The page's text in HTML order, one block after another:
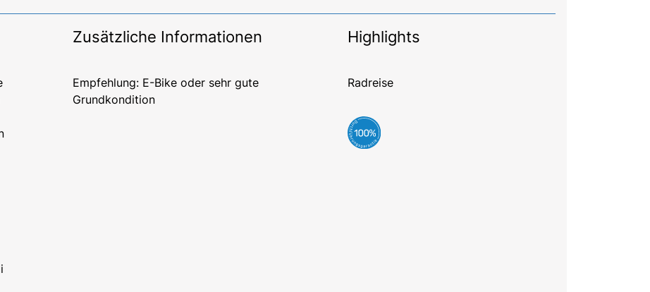
Zusätzliche Informationen
Empfehlung: E-Bike oder sehr gute
Grundkondition
Highlights
Radreise